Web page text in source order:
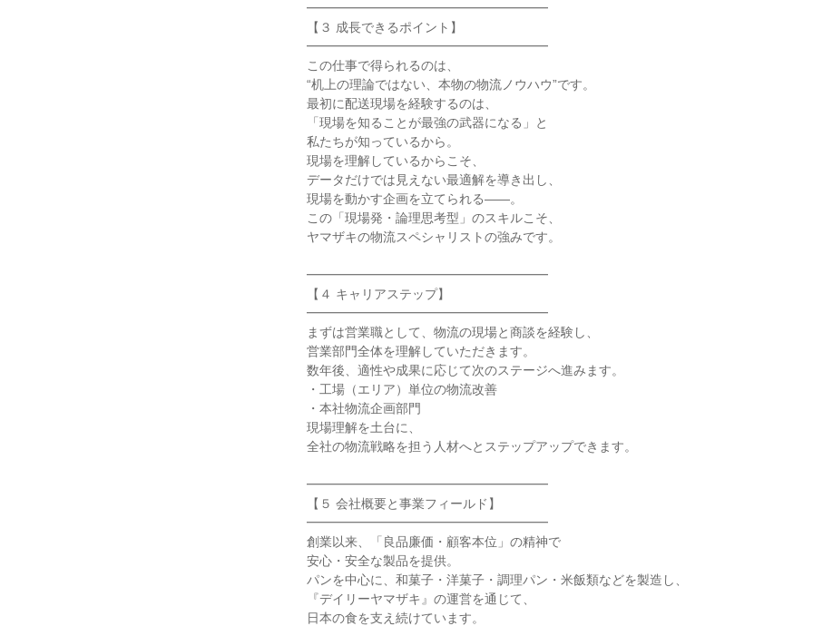
━━━━━━━━━━━━━━━━━━━
【３ 成長できるポイント】
━━━━━━━━━━━━━━━━━━━
この仕事で得られるのは、
“机上の理論ではない、本物の物流ノウハウ”です。
最初に配送現場を経験するのは、
「現場を知ることが最強の武器になる」と
私たちが知っているから。
現場を理解しているからこそ、
データだけでは見えない最適解を導き出し、
現場を動かす企画を立てられる――。
この「現場発・論理思考型」のスキルこそ、
ヤマザキの物流スペシャリストの強みです。
━━━━━━━━━━━━━━━━━━━
【４ キャリアステップ】
━━━━━━━━━━━━━━━━━━━
まずは営業職として、物流の現場と商談を経験し、
営業部門全体を理解していただきます。
数年後、適性や成果に応じて次のステージへ進みます。
・工場（エリア）単位の物流改善
・本社物流企画部門
現場理解を土台に、
全社の物流戦略を担う人材へとステップアップできます。
━━━━━━━━━━━━━━━━━━━
【５ 会社概要と事業フィールド】
━━━━━━━━━━━━━━━━━━━
創業以来、「良品廉価・顧客本位」の精神で
安心・安全な製品を提供。
パンを中心に、和菓子・洋菓子・調理パン・米飯類などを製造し、
『デイリーヤマザキ』の運営を通じて、
日本の食を支え続けています。